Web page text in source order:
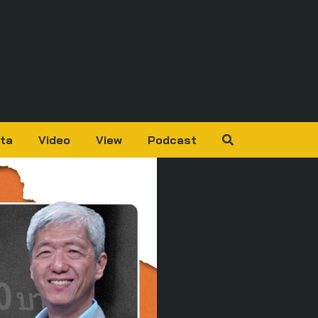
Video View Podcast